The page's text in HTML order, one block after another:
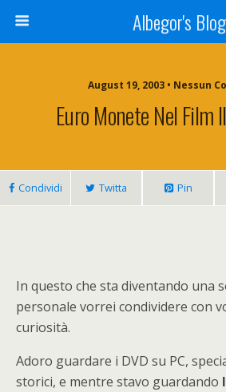
Albegor's Blog
August 19, 2003 • Nessun
Euro Monete Nel Film
Condividi Twitta Pin
In questo che sta diventando una
personale vorrei condividere con
curiosità.
Adoro guardare i DVD su PC,
storici, e mentre stavo guardando